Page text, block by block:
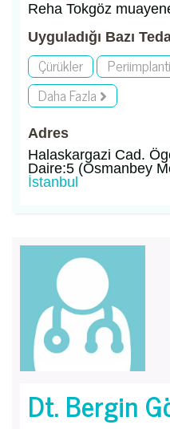
Reha Tokgöz
Uyguladığı Bazı
Çürükler
Daha Fazla
Adres
Halaskargazi Cad.
Daire:5 (Osmanbey
İstanbul
Dt. Bergin